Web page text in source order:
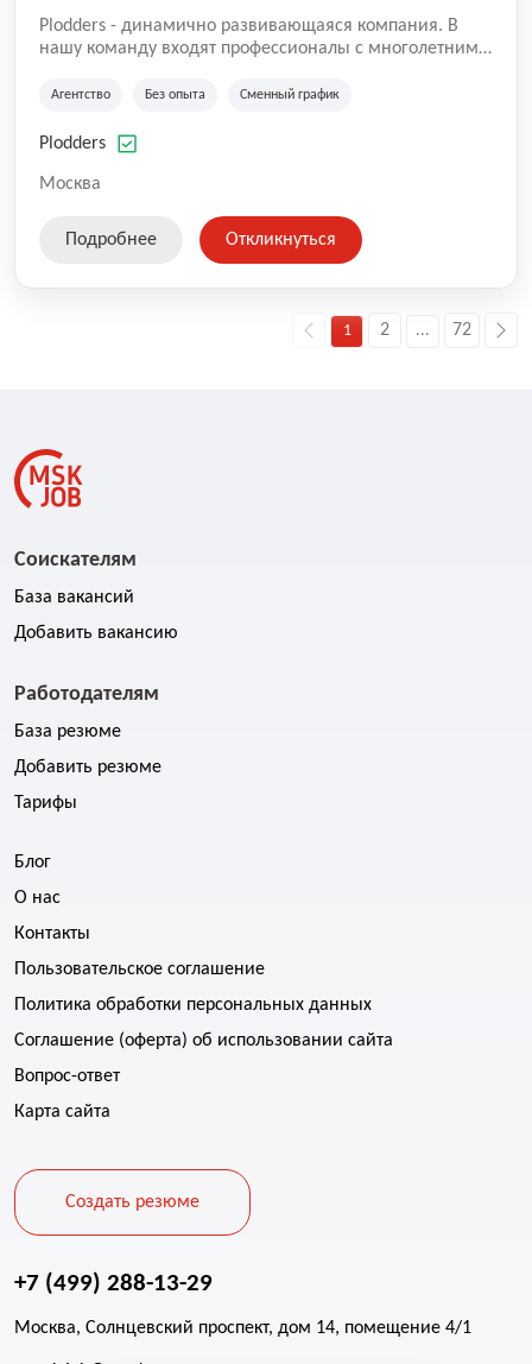
Plodders - динамично развивающаяся компания. В
нашу команду входят профессионалы с многолетним
на рынке аутсорсинга, а накопленный опыт позволяют
оказываемых услуг.
Агентство Без опыта Сменный график
Plodders
Москва
Подробнее Откликнуться
1 2 ... 72
Соискателям
База вакансий
Добавить вакансию
Работодателям
База резюме
Добавить резюме
Тарифы
Блог
О нас
Контакты
Пользовательское соглашение
Политика обработки персональных данных
Соглашение (оферта) об использовании сайта
Вопрос-ответ
Карта сайта
Создать резюме
+7 (499) 288-13-29
Москва, Солнцевский проспект, дом 14, помещение 4/1